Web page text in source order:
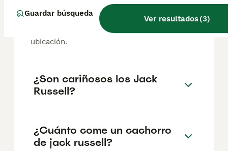
Guardar búsqueda
Ver resultados(3)
aproximadamente 547€, aunque los precios
pueden variar según factores como el
pedigrí, la reputación del criador y la
ubicación.
¿Son cariñosos los Jack
Russell?
¿Cuánto come un cachorro
de jack russell?